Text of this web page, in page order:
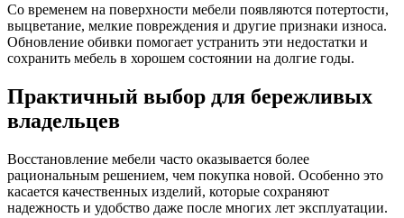
Со временем на поверхности мебели появляются потертости,
выцветание, мелкие повреждения и другие признаки износа.
Обновление обивки помогает устранить эти недостатки и
сохранить мебель в хорошем состоянии на долгие годы.
Практичный выбор для бережливых
владельцев
Восстановление мебели часто оказывается более
рациональным решением, чем покупка новой. Особенно это
касается качественных изделий, которые сохраняют
надежность и удобство даже после многих лет эксплуатации.